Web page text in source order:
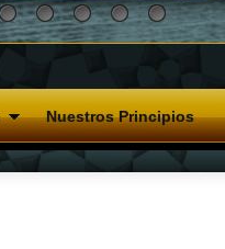
Nuestros Principios